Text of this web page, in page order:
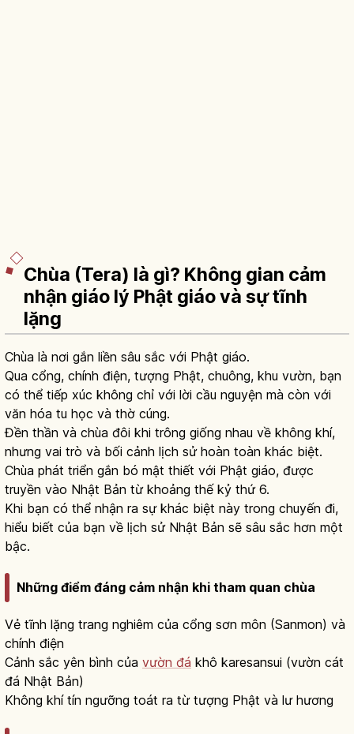
Chùa (Tera) là gì? Không gian cảm
nhận giáo lý Phật giáo và sự tĩnh
lặng
Chùa là nơi gắn liền sâu sắc với Phật giáo.
Qua cổng, chính điện, tượng Phật, chuông, khu vườn, bạn
có thể tiếp xúc không chỉ với lời cầu nguyện mà còn với
văn hóa tu học và thờ cúng.
Đền thần và chùa đôi khi trông giống nhau về không khí,
nhưng vai trò và bối cảnh lịch sử hoàn toàn khác biệt.
Chùa phát triển gắn bó mật thiết với Phật giáo, được
truyền vào Nhật Bản từ khoảng thế kỷ thứ 6.
Khi bạn có thể nhận ra sự khác biệt này trong chuyến đi,
hiểu biết của bạn về lịch sử Nhật Bản sẽ sâu sắc hơn một
bậc.
Những điểm đáng cảm nhận khi tham quan chùa
Vẻ tĩnh lặng trang nghiêm của cổng sơn môn (Sanmon) và
chính điện
Cảnh sắc yên bình của vườn đá khô karesansui (vườn cát
đá Nhật Bản)
Không khí tín ngưỡng toát ra từ tượng Phật và lư hương